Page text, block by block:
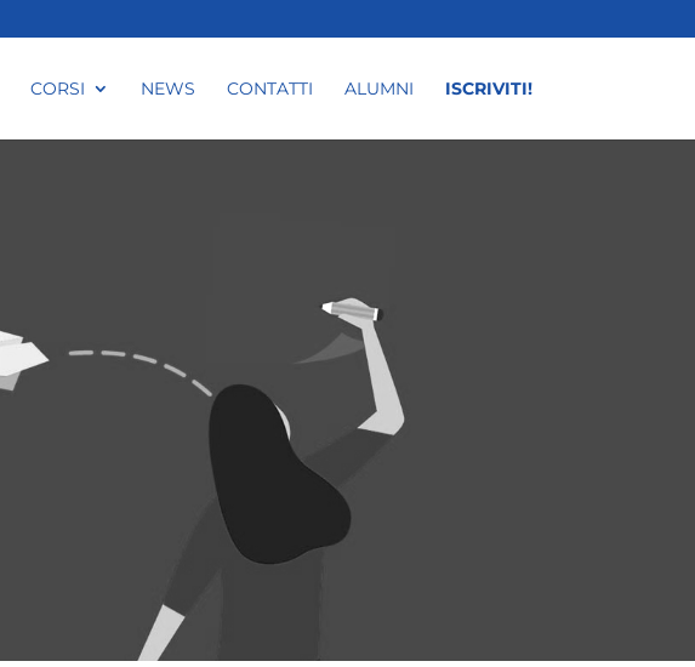
CORSI NEWS CONTATTI ALUMNI ISCRIVITI!